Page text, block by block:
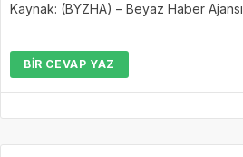
Kaynak: (BYZHA) – Beyaz Haber Ajansı
BIR CEVAP YAZ